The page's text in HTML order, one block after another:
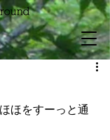
ほをすーっと通